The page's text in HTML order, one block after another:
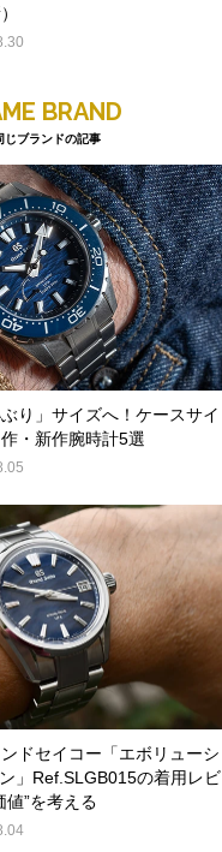
BRAND
じブランドの記事
り」サイズへ！ケースサイ
・新作腕時計5選
ドセイコー「エボリューシ
」Ref.SLGB015の着用レビ
値”を考える